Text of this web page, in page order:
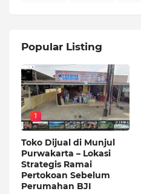
Popular Listing
1
Toko Dijual di Munjul
Purwakarta – Lokasi
Strategis Ramai
Pertokoan Sebelum
Perumahan BJI